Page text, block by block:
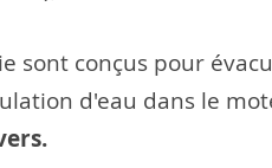
sont conçus pour
d'eau dans le